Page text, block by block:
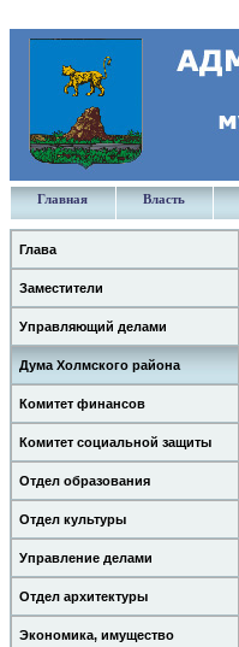
Главная Власть
Глава
Заместители
Управляющий делами
Дума Холмского района
Комитет финансов
Комитет социальной защиты
Отдел образования
Отдел культуры
Управление делами
Отдел архитектуры
Экономика, имущество